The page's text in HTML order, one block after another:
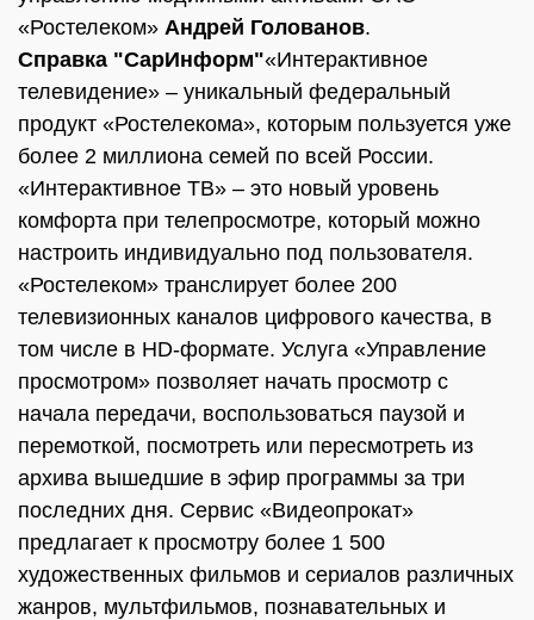
«Ростелеком» Андрей Голованов.
Справка "СарИнформ"«Интерактивное
телевидение» – уникальный федеральный
продукт «Ростелекома», которым пользуется уже
более 2 миллиона семей по всей России.
«Интерактивное ТВ» – это новый уровень
комфорта при телепросмотре, который можно
настроить индивидуально под пользователя.
«Ростелеком» транслирует более 200
телевизионных каналов цифрового качества, в
том числе в HD-формате. Услуга «Управление
просмотром» позволяет начать просмотр с
начала передачи, воспользоваться паузой и
перемоткой, посмотреть или пересмотреть из
архива вышедшие в эфир программы за три
последних дня. Сервис «Видеопрокат»
предлагает к просмотру более 1 500
художественных фильмов и сериалов различных
жанров, мультфильмов, познавательных и